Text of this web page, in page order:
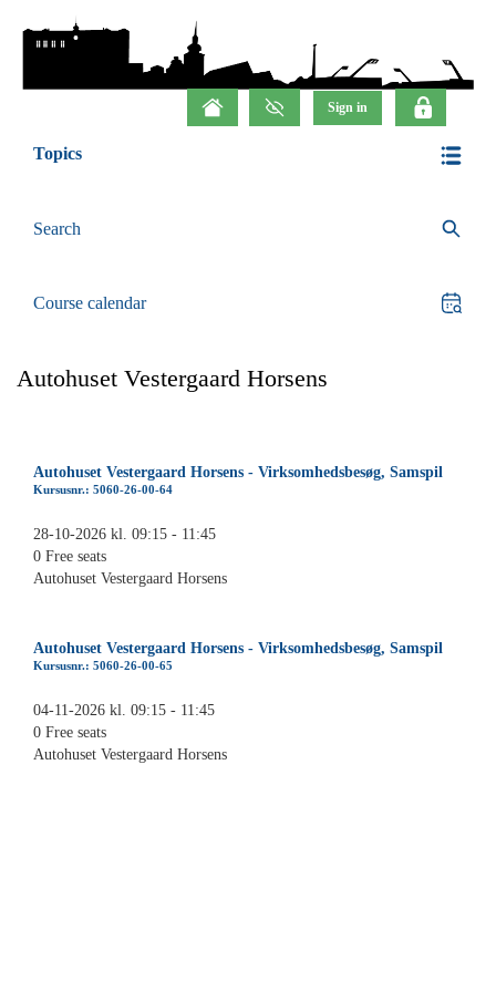
Topics
Search
Course calendar
Autohuset Vestergaard Horsens
Autohuset Vestergaard Horsens - Virksomhedsbesøg, Samspil
Kursusnr.: 5060-26-00-64
28-10-2026 kl. 09:15 - 11:45
0 Free seats
Autohuset Vestergaard Horsens
Autohuset Vestergaard Horsens - Virksomhedsbesøg, Samspil
Kursusnr.: 5060-26-00-65
04-11-2026 kl. 09:15 - 11:45
0 Free seats
Autohuset Vestergaard Horsens